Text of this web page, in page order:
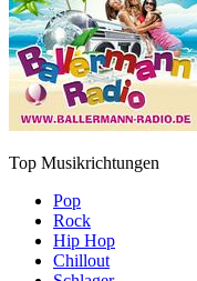
Top Musikrichtungen
Pop
Rock
Hip Hop
Chillout